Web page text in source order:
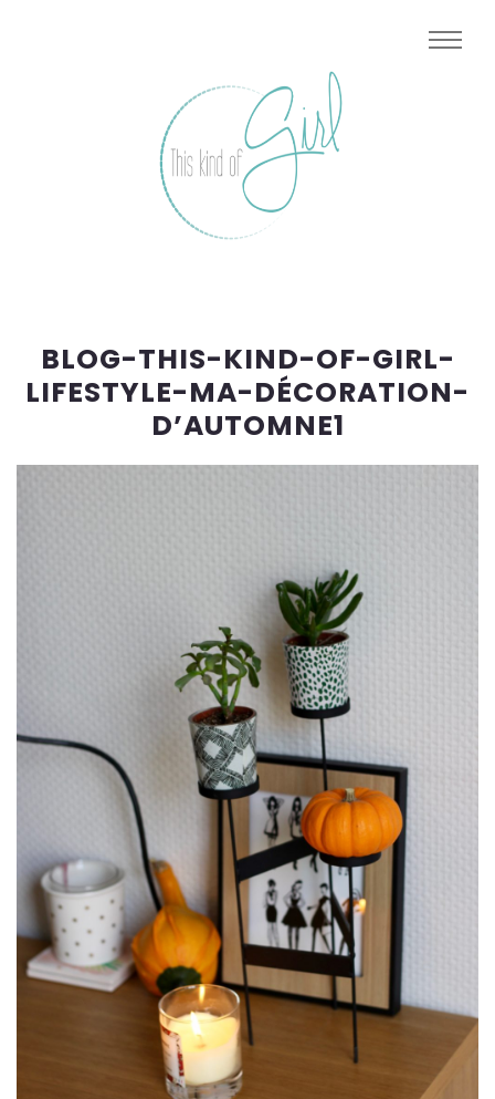
BLOG-THIS-KIND-OF-GIRL-
LIFESTYLE-MA-DÉCORATION-
D’AUTOMNE1